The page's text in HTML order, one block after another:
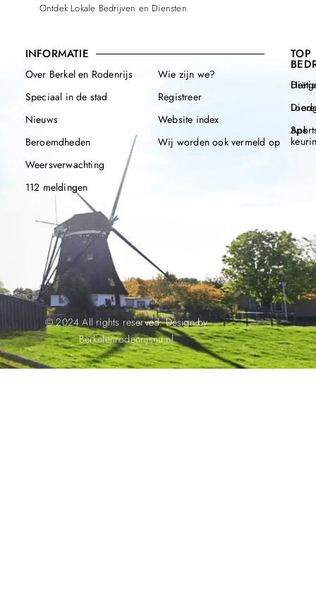
Ontdek Lokale Bedrijven en Diensten
INFORMATIE
Over Berkel en Rodenrijs
Speciaal in de stad
Nieuws
Beroemdheden
Weersverwachting
112 meldingen
Wie zijn we?
Registreer
Website index
Wij worden ook vermeld op
TOP
Apk
© 2024 All rights reserved. Design by
Berkelenrodenrijsnu.nl